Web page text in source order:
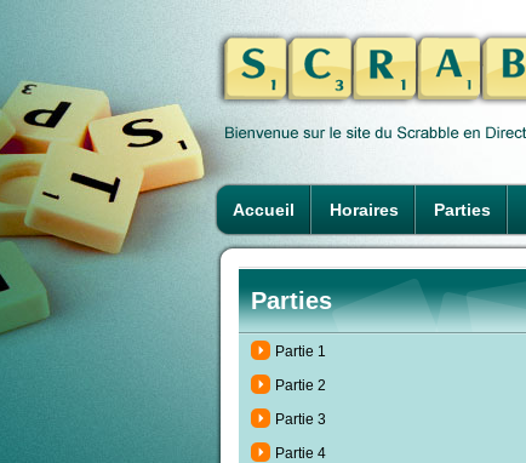
Accueil Horaires Parties
Parties
Partie 1
Partie 2
Partie 3
Partie 4